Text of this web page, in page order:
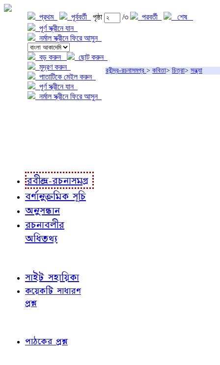
প্রথম পূর্ববর্তী পৃষ্ঠা /৩ পরবর্তী
শেষ
পূর্ণ স্ক্রীনে যান
নর্মাল স্ক্রীনে ফিরে আসুন
বড় করুন
ছোট করুন
মুদ্রণ করুন
পাতাটিকে মেইল করুন
পূর্ণ স্ক্রীনে যান
নর্মাল স্ক্রীনে ফিরে আসুন
রবীন্দ্র-রচনাসমগ্র > কবিতা> চিত্রা> সন্ধ্যা
রবীন্দ্র-রচনাসমগ্র
বর্ণানুক্রমিক সূচি
অনুসন্ধান
রচনাবলীর
অধিতথ্য
সাইট সহায়িকা
কয়েকটি সাধারণ
প্রশ্ন
পাঠকের প্রশ্ন